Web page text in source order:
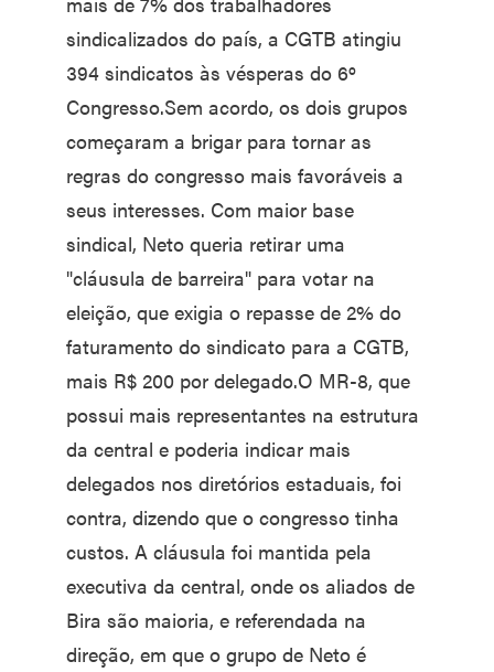
sindicalizados do país, a CGTB atingiu
394 sindicatos às vésperas do 6º
Congresso.Sem acordo, os dois grupos
começaram a brigar para tornar as
regras do congresso mais favoráveis a
seus interesses. Com maior base
sindical, Neto queria retirar uma
"cláusula de barreira" para votar na
eleição, que exigia o repasse de 2% do
faturamento do sindicato para a CGTB,
mais R$ 200 por delegado.O MR-8, que
possui mais representantes na estrutura
da central e poderia indicar mais
delegados nos diretórios estaduais, foi
contra, dizendo que o congresso tinha
custos. A cláusula foi mantida pela
executiva da central, onde os aliados de
Bira são maioria, e referendada na
direção, em que o grupo de Neto é